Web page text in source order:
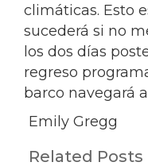
climáticas. Esto
sucederá si no
los dos días
regreso
barco navegará
Emily Gregg
Related Posts